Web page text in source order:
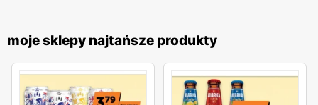
moje sklepy najtańsze produkty